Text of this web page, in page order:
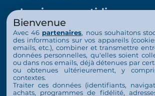
La vie au quotidien
Nos activités
Actualités
Nous soutenir
S’engager
Bienvenue
Avec 46 partenaires, nous souhaitons
des informations sur vos appareils
emails, etc.), combiner et transmettre
données personnelles, qu'elles soient
ou dans nos emails, déjà détenues par
ou obtenues ultérieurement, y
contextes.
Traiter ces données (identifiants,
achats, programmes de fidélité,